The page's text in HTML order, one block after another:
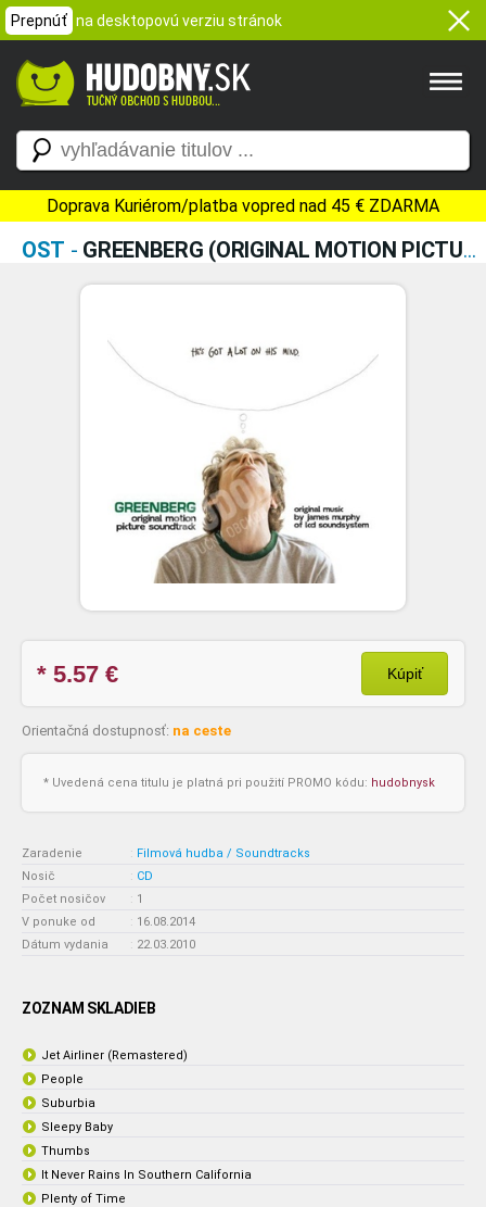
Prepnúť na desktopovú verziu stránok
Doprava Kuriérom/platba vopred nad 45 € ZDARMA
OST - GREENBERG (ORIGINAL MOTION PICTURE SOUNDTRACK)
* 5.57 € Kúpiť
Orientačná dostupnosť: na ceste
* Uvedená cena titulu je platná pri použití PROMO kódu: hudobnysk
Zaradenie : Filmová hudba / Soundtracks
Nosič
: CD
Počet nosičov
: 1
V ponuke od
: 16.08.2014
Dátum vydania
: 22.03.2010
ZOZNAM SKLADIEB
Jet Airliner (Remastered)
People
Suburbia
Sleepy Baby
Thumbs
It Never Rains In Southern California
Plenty of Time